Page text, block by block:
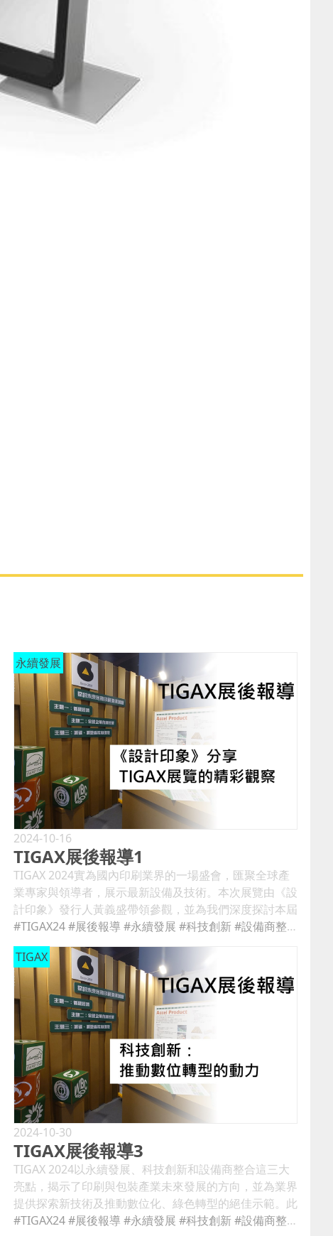
永續發展
2024-10-16
TIGAX展後報導1
TIGAX 2024實為國內印刷業界的一場盛會，匯聚全球產
業專家與領導者，展示最新設備及技術。本次展覽由《設
計印象》發行人黃義盛帶領參觀，並為我們深度探討本屆
展出的三大亮點：永續發展、科技創新與設備商整合，
永續發展：響應環保需求的核心 首先，永續發展是此次
展會的亮點之一，全球市場對環保的需求日益增加，在面
對氣候變化和環境惡化的挑戰下，印刷與包裝產業必須積
極採取行動，為可持續未來作出貢獻。於會展中各種環保
材料、低碳技術和循環經濟解決方案，從可回收、可降解
材料到符合國際環保規範的產品，協助印刷包裝產業推動
綠色轉型。 圖說：設計印象展位的永續主題展示 例如在
設計印象永續專區的展示，透過水性淋膜的食品包裝材
料，這些材料不僅可直接回收，同時完全無塑的材料，可
免除傳統塑膠對環境的影響。或是替代傳統的石油基的植
物油基油墨，相較於石油基油墨更容易分解，且減少了揮
發性有機化合物（VOCs）的排放，有助於降低對環境的
影響。這些創新材料與解決方案，將可協助助於企業滿足
日益嚴格的環保法規，還能提高品牌形象，吸引對可持續
性有高要求的消費者。 在永續發展的實踐中，設備節能
技術也扮演著至關重要的角色，透過採用高效能的生產設
備，企業可以顯著降低能耗，減少碳排放，於展會看見節
#TIGAX24#展後報導 #永續發展 #科技創新#設備商整合
TIGAX
2024-10-30
TIGAX展後報導3
TIGAX 2024以永續發展、科技創新和設備商整合這三大
亮點，揭示了印刷與包裝產業未來發展的方向，並為業界
提供探索新技術及推動數位化、綠色轉型的絕佳示範。此
次展覽匯聚了全球的產業專家與領導者，展示最前沿的設
#TIGAX24#展後報導 #永續發展 #科技創新#設備商整合